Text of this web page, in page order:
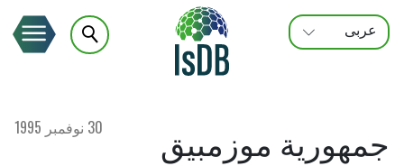
عربى
ENGLISH
FRANÇAIS
جمهورية موزمبيق 30 نوفمبر 1995